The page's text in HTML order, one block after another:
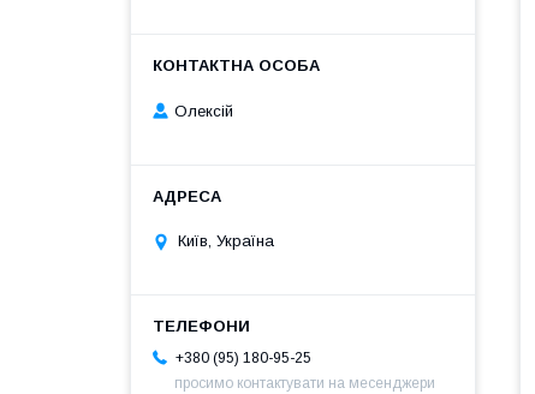
Олексій
Київ, Україна
+380 (95) 180-95-25
просимо контактувати на месенджери